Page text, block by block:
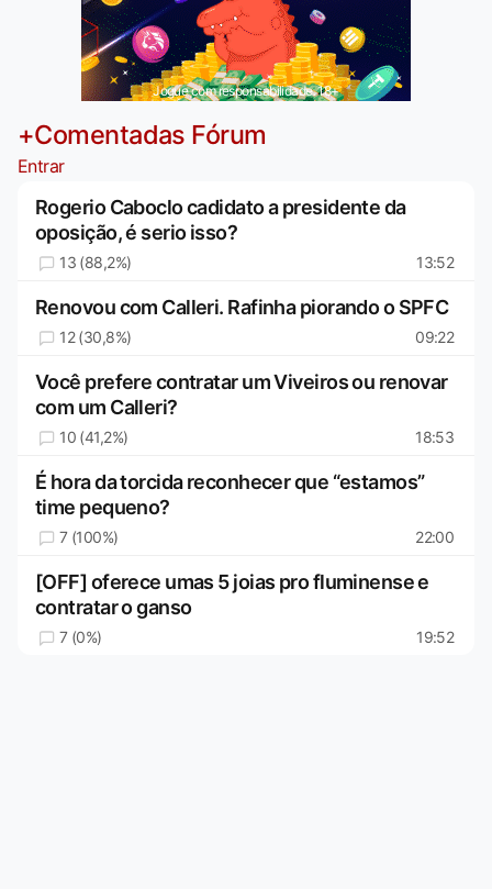
Jogue com responsabilidade. 18+
+Comentadas Fórum
Entrar
Rogerio Caboclo cadidato a presidente da
oposição, é serio isso?
13 (88,2%) 13:52
Renovou com Calleri. Rafinha piorando o SPFC
12 (30,8%) 09:22
Você prefere contratar um Viveiros ou renovar
com um Calleri?
10 (41,2%) 18:53
É hora da torcida reconhecer que “estamos”
time pequeno?
7 (100%) 22:00
[OFF] oferece umas 5 joias pro fluminense e
contratar o ganso
7 (0%) 19:52